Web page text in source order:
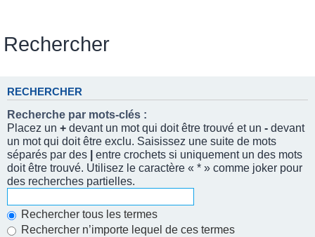
Rechercher
RECHERCHER
Recherche par mots-clés :
Placez un + devant un mot qui doit être trouvé et un - devant
un mot qui doit être exclu. Saisissez une suite de mots
séparés par des
entre crochets si uniquement un des mots
doit être trouvé. Utilisez le caractère « * » comme joker pour
des recherches partielles.
Rechercher tous les termes
Rechercher n’importe lequel de ces termes